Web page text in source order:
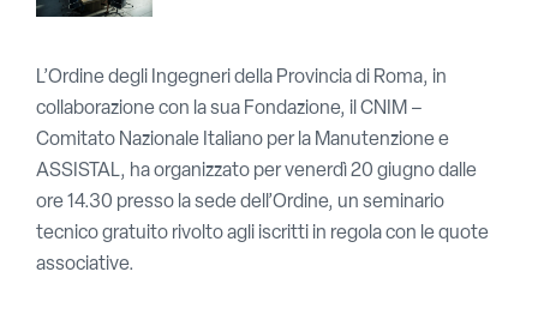
L’Ordine degli Ingegneri della Provincia di Roma, in
collaborazione con la sua Fondazione, il CNIM –
Comitato Nazionale Italiano per la Manutenzione e
ASSISTAL, ha organizzato per venerdì 20 giugno dalle
ore 14.30 presso la sede dell’Ordine, un seminario
tecnico gratuito rivolto agli iscritti in regola con le quote
associative.